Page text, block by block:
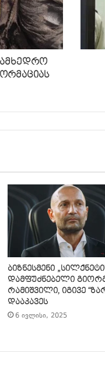
ბიზნესმენი
დამფუძნებელი
რამიშვილი, იგივე
დააკავეს
6 ივლისი, 2025